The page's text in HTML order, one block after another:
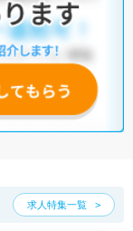
求人特集一覧